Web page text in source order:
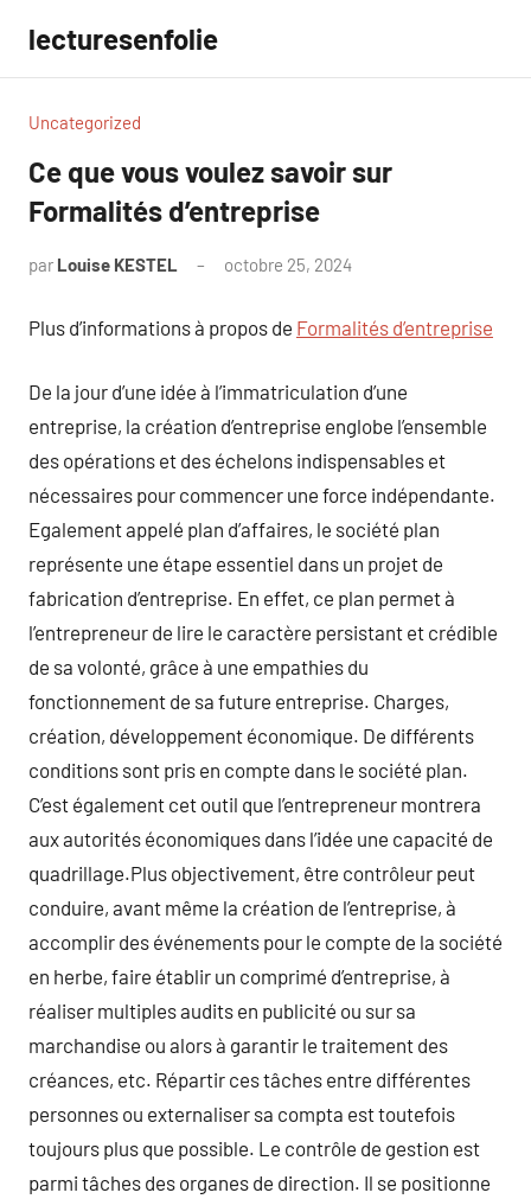
contenu
lecturesenfolie
Uncategorized
Ce que vous voulez savoir sur
Formalités d’entreprise
par Louise KESTEL octobre 25, 2024
Plus d’informations à propos de Formalités d’entreprise
De la jour d’une idée à l’immatriculation d’une
entreprise, la création d’entreprise englobe l’ensemble
des opérations et des échelons indispensables et
nécessaires pour commencer une force indépendante.
Egalement appelé plan d’affaires, le société plan
représente une étape essentiel dans un projet de
fabrication d’entreprise. En effet, ce plan permet à
l’entrepreneur de lire le caractère persistant et crédible
de sa volonté, grâce à une empathies du
fonctionnement de sa future entreprise. Charges,
création, développement économique. De différents
conditions sont pris en compte dans le société plan.
C’est également cet outil que l’entrepreneur montrera
aux autorités économiques dans l’idée une capacité de
quadrillage.Plus objectivement, être contrôleur peut
conduire, avant même la création de l’entreprise, à
accomplir des événements pour le compte de la société
en herbe, faire établir un comprimé d’entreprise, à
réaliser multiples audits en publicité ou sur sa
marchandise ou alors à garantir le traitement des
créances, etc. Répartir ces tâches entre différentes
personnes ou externaliser sa compta est toutefois
toujours plus que possible. Le contrôle de gestion est
parmi tâches des organes de direction. Il se positionne